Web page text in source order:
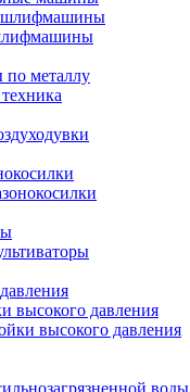
шлифмашины
металлу
высокого давления
высокого давления
воды